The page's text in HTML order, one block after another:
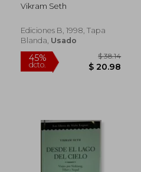
Vikram Seth
Ediciones B, 1998, Tapa
Blanda, Usado